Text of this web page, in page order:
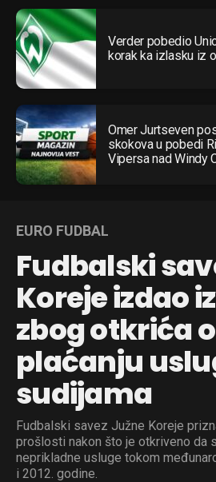
Verder pobedio
korak ka izlasku iz
Omer Jurtseven
skokova u pobedi
Vipersa nad Windy
EURO FUDBAL
Fudbalski
Koreje izdao
zbog otkrića o
plaćanju
sudijama
Fudbalski savez Južne Koreje
prošlosti nakon što je otkriveno da
neprikladne usluge tokom
i 2012. godine.